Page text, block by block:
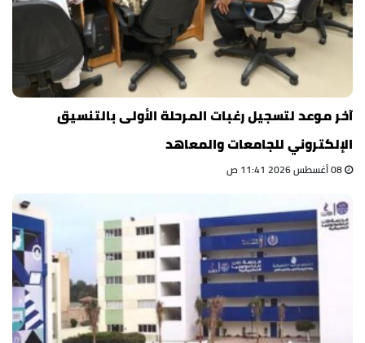
آخر موعد لتسجيل رغبات المرحلة الأولى بالتنسيق
الإلكتروني للجامعات والمعاهد